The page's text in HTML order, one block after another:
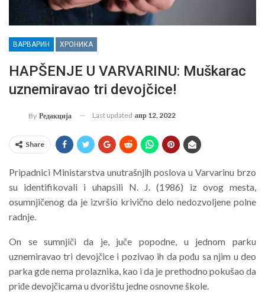
ВАРВАРИН ХРОНИКА
HAPŠENJE U VARVARINU: Muškarac
uznemiravao tri devojčice!
By Редакција Last updated апр 12, 2022
Share
Pripadnici Ministarstva unutrašnjih poslova u Varvarinu brzo
su identifikovali i uhapsili N. J. (1986) iz ovog mesta,
osumnjičenog da je izvršio krivično delo nedozvoljene polne
radnje.
On se sumnjiči da je, juče popodne, u jednom parku
uznemiravao tri devojčice i pozivao ih da pođu sa njim u deo
parka gde nema prolaznika, kao i da je prethodno pokušao da
priđe devojčicama u dvorištu jedne osnovne škole.